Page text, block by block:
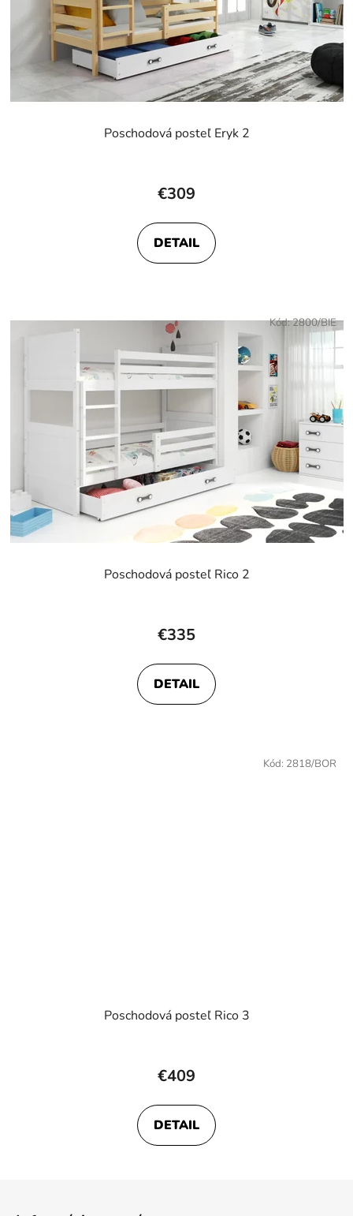
Poschodová posteľ Eryk 2
€309
DETAIL
Poschodová posteľ Rico 2
€335
DETAIL
Kód:2800/BIE
Poschodová posteľ Rico 3
€409
DETAIL
Kód: 2818/BOR